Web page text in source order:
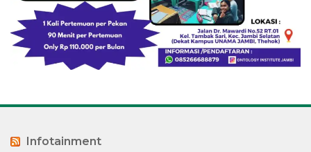
Infotainment